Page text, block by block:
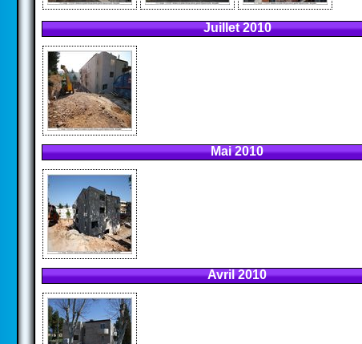
Juillet 2010
Mai 2010
Avril 2010